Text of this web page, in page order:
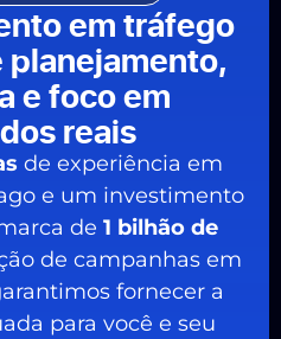
em tráfego
e foco em
reais
de experiência em
e um investimento
de 1 bilhão de
de campanhas em
fornecer a
para você e seu